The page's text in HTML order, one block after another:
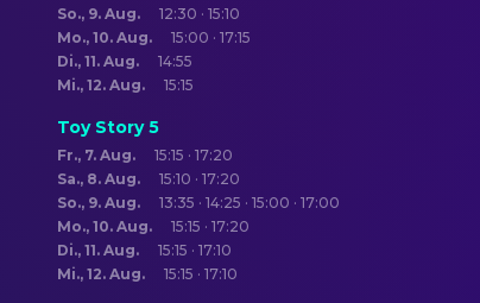
So., 9. Aug.
12:30 · 15:10
Mo., 10. Aug.
15:00 · 17:15
Di., 11. Aug.
14:55
Mi., 12. Aug.
15:15
Toy Story 5
Fr., 7. Aug.
15:15 · 17:20
Sa., 8. Aug.
15:10 · 17:20
So., 9. Aug.
13:35 · 14:25 · 15:00 · 17:00
Mo., 10. Aug.
15:15 · 17:20
Di., 11. Aug.
15:15 · 17:10
Mi., 12. Aug.
15:15 · 17:10